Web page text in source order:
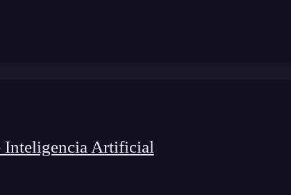
Inteligencia Artificial